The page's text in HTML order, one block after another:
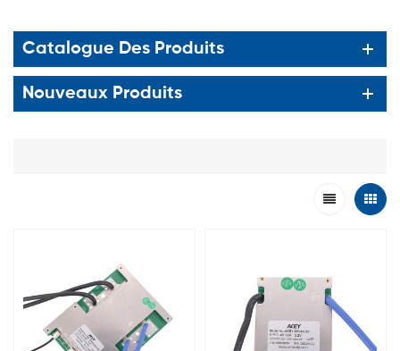
Catalogue Des Produits
Nouveaux Produits